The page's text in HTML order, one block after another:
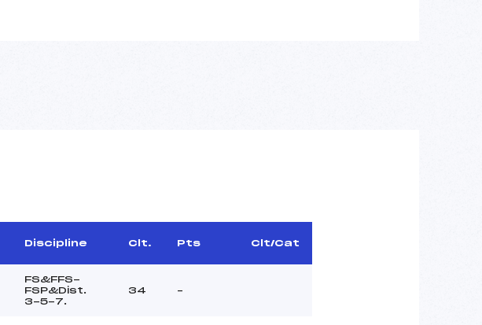
Discipline Clt. Pts Clt/Cat
FS&FFS-
FSP&Dist.
3-5-7.
34 –